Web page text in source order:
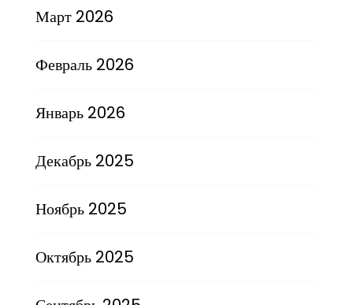
Март 2026
Февраль 2026
Январь 2026
Декабрь 2025
Ноябрь 2025
Октябрь 2025